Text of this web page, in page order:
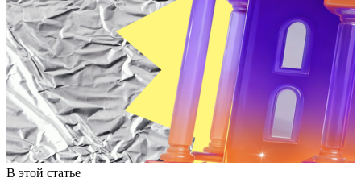
В этой статье